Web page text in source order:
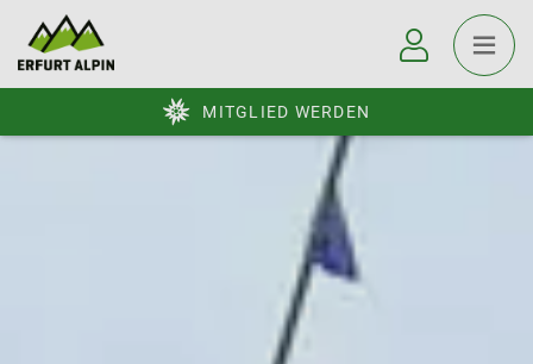
MITGLIED WERDEN